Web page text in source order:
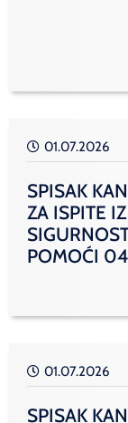
01.07.2026
SPISAK
ZA ISPITE
POMOĆI
01.07.2026
SPISAK